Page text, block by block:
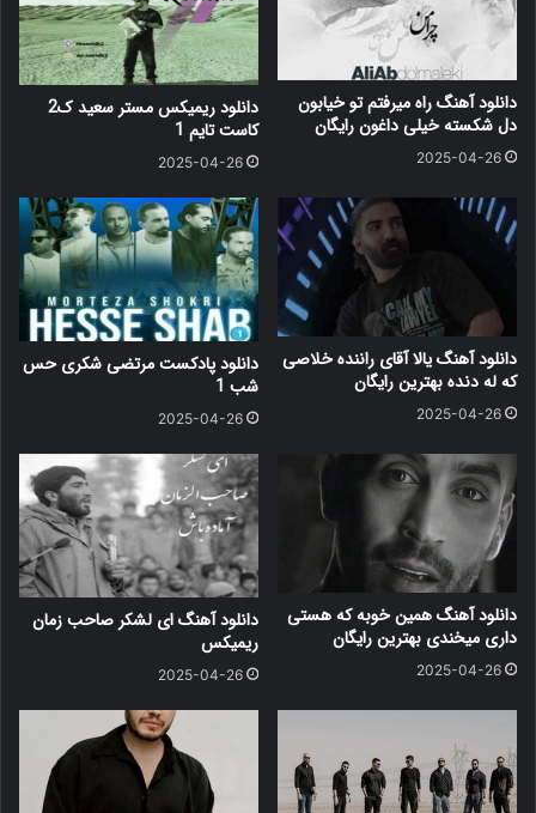
دانلود آهنگ راه میرفتم تو خیابون
دل شکسته خیلی داغون رایگان
2025-04-26
دانلود ریمیکس مستر سعید ک2
کاست تایم 1
2025-04-26
دانلود آهنگ یالا آقای راننده خلاصی
که له دنده بهترین رایگان
2025-04-26
دانلود پادکست مرتضی شکری حس
شب 1
2025-04-26
دانلود آهنگ همین خوبه که هستی
داری میخندی بهترین رایگان
2025-04-26
دانلود آهنگ ای لشکر صاحب زمان
ریمیکس
2025-04-26